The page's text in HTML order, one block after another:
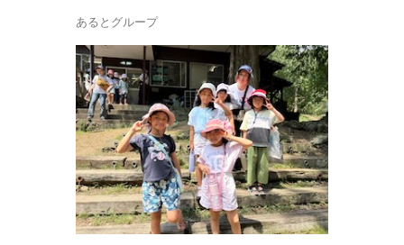
あるとグループ